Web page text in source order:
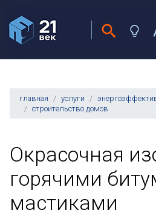
главная услуги
строительство домов
Окрасочная
горячими
мастиками